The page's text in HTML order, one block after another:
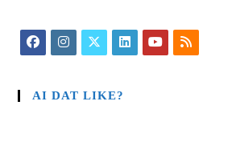
AI DAT LIKE?